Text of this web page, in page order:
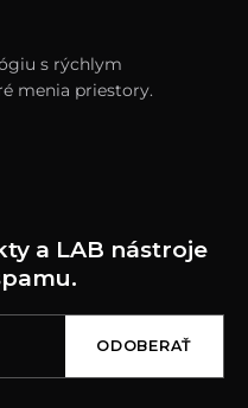
s rýchlym
menia priestory.
a LAB nástroje
ODOBERAŤ